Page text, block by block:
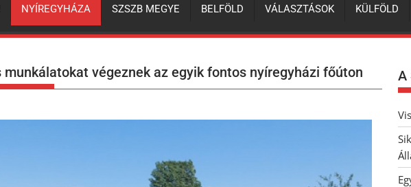
NYÍREGYHÁZA SZSZB MEGYE BELFÖLD VÁLASZTÁSOK KÜLFÖLD
végeznek az egyik fontos nyíregyházi főúton A